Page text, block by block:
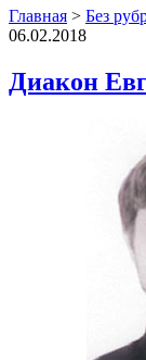
Главная > Без
06.02.2018
Диакон